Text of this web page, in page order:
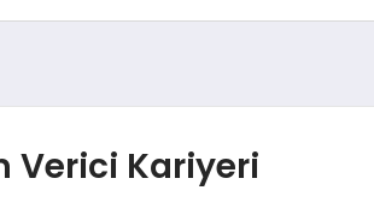
Verici Kariyeri